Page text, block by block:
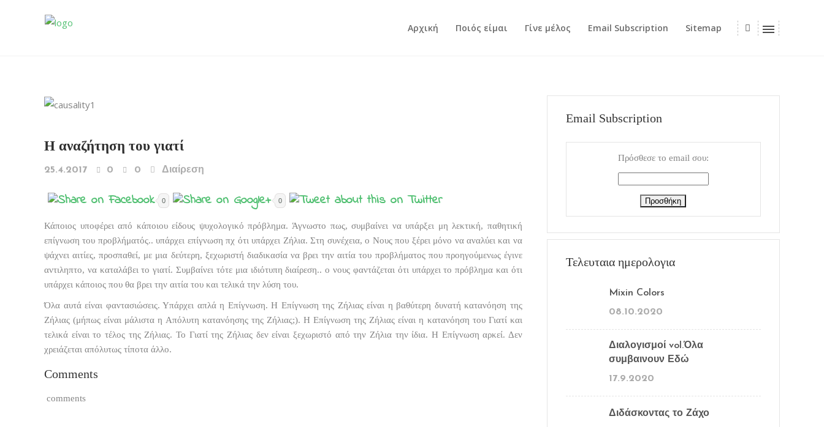
Αρχική Ποιός είμαι Γίνε μέλος Email Subscription Sitemap
Η αναζήτηση του γιατί
25.4.2017 0 0 Διαίρεση
0 0
Κάποιος υποφέρει από κάποιου είδους ψυχολογικό πρόβλημα. Άγνωστο πως, συμβαίνει να υπάρξει μη λεκτική, παθητική
επίγνωση του προβλήματός.. υπάρχει επίγνωση πχ ότι υπάρχει Ζήλια. Στη συνέχεια, ο Νους που ξέρει μόνο να αναλύει και να
ψάχνει αιτίες, προσπαθεί, με μια δεύτερη, ξεχωριστή διαδικασία να βρει την αιτία του προβλήματος που προηγούμενως έγινε
αντιληπτο, να καταλάβει το γιατί. Συμβαίνει τότε μια ιδιότυπη διαίρεση.. ο νους φαντάζεται ότι υπάρχει το πρόβλημα και ότι
υπάρχει κάποιος που θα βρει την αιτία του και τελικά την λύση του.
Όλα αυτά είναι φαντασιώσεις. Υπάρχει απλά η Επίγνωση. Η Επίγνωση της Ζήλιας είναι η βαθύτερη δυνατή κατανόηση της
Ζήλιας (μήπως είναι μάλιστα η Απόλυτη κατανόησης της Ζήλιας;). Η Επίγνωση της Ζήλιας είναι η κατανόηση του Γιατί και
τελικά είναι το τέλος της Ζήλιας. Το Γιατί της Ζήλιας δεν είναι ξεχωριστό από την Ζήλια την ίδια. Η Επίγνωση αρκεί. Δεν
χρειάζεται απόλυτως τίποτα άλλο.
Comments
comments
Email Subscription
Πρόσθεσε το email σου:
Τελευταια ημερολογια
Mixin Colors
08.10.2020
Διαλογισμοί vol.Όλα
συμβαινουν Εδώ
17.9.2020
Διδάσκοντας το Ζάχο